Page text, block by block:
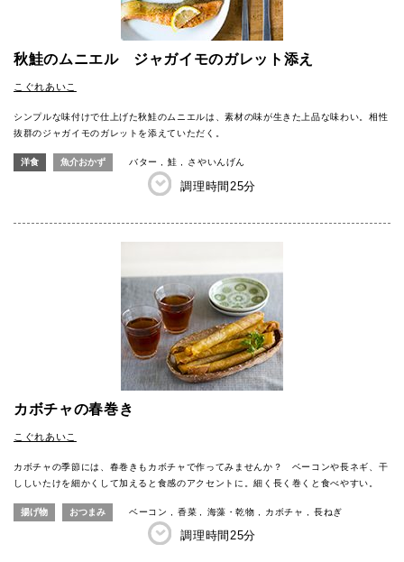
秋鮭のムニエル ジャガイモのガレット添え
こぐれあいこ
シンプルな味付けで仕上げた秋鮭のムニエルは、素材の味が生きた上品な味わい。相性
抜群のジャガイモのガレットを添えていただく。
洋食 魚介おかず バター 鮭 さやいんげん
調理時間 25分
カボチャの春巻き
こぐれあいこ
カボチャの季節には、春巻きもカボチャで作ってみませんか？ ベーコンや長ネギ、干
ししいたけを細かくして加えると食感のアクセントに。細く長く巻くと食べやすい。
揚げ物 おつまみ ベーコン 香菜 海藻・乾物 カボチャ 長ねぎ
調理時間25分